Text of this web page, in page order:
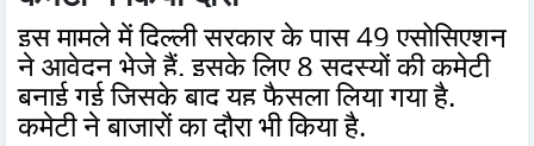
इस मामले में दिल्ली सरकार के पास 49 एसोसिएशन
ने आवेदन भेजे हैं. इसके लिए 8 सदस्यों की कमेटी
बनाई गई जिसके बाद यह फैसला लिया गया है.
कमेटी ने बाजारों का दौरा भी किया है.